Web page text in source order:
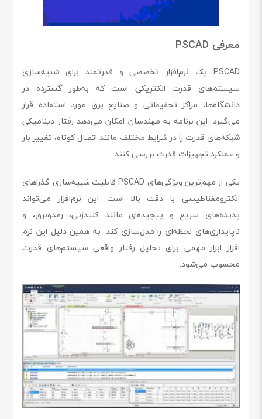
معرفی PSCAD
PSCAD یک نرم‌افزار تخصصی و قدرتمند برای شبیه‌سازی
سیستم‌های قدرت الکتریکی است که به‌طور گسترده در
دانشگاه‌ها، مراکز تحقیقاتی و صنایع برق مورد استفاده قرار
می‌گیرد. این برنامه به مهندسان امکان می‌دهد رفتار دینامیکی
شبکه‌های قدرت را در شرایط مختلف مانند اتصال کوتاه، تغییر بار
و عملکرد تجهیزات قدرت بررسی کنند.
یکی از مهم‌ترین ویژگی‌های PSCAD قابلیت شبیه‌سازی گذراهای
الکترومغناطیسی با دقت بالا است. این نرم‌افزار می‌تواند
پدیده‌های سریع و پیچیده‌ای مانند کلیدزنی، رعدوبرق، و
ناپایداری‌های لحظه‌ای را مدل‌سازی کند. به همین دلیل این نرم
افزار ابزار مهمی برای تحلیل رفتار واقعی سیستم‌های قدرت
محسوب می‌شود.